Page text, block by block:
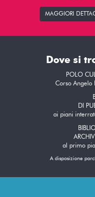
MAGGIORI
Dove si
POLO
Corso Angelo
DI
ai piani
al primo
A disposizione